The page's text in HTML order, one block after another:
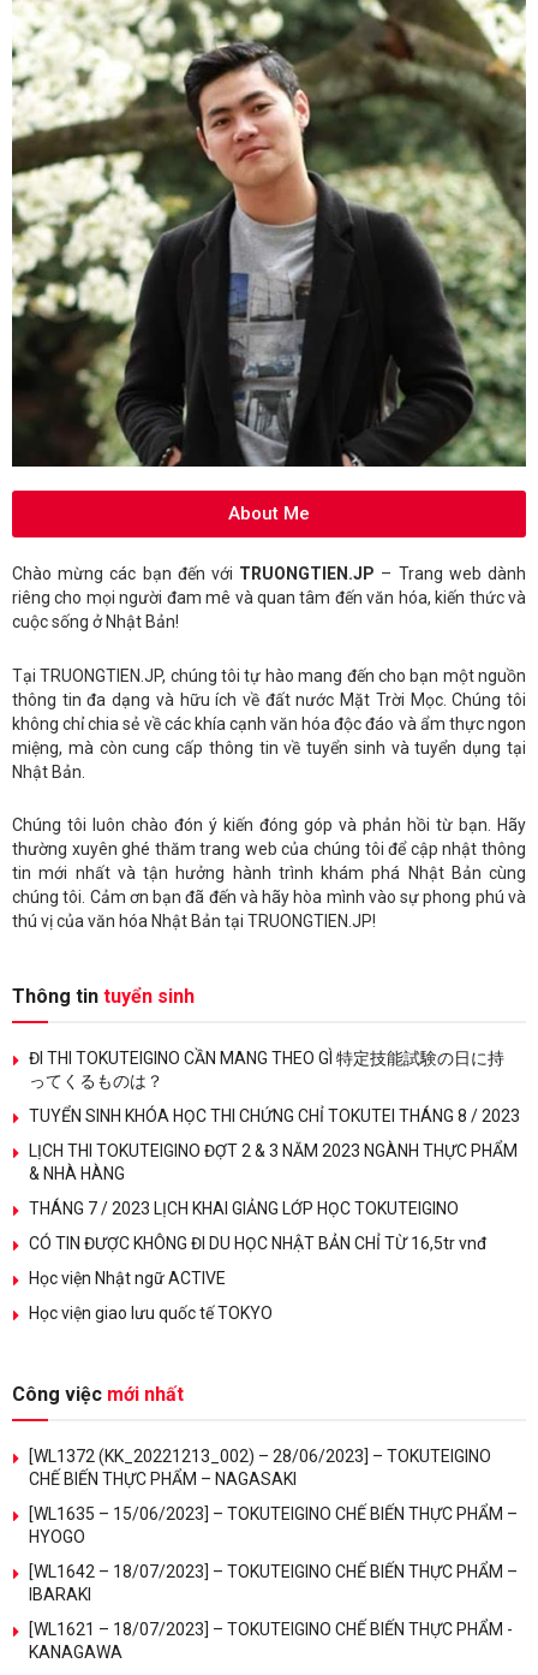
About Me
Chào mừng các bạn đến với TRUONGTIEN.JP – Trang web dành
riêng cho mọi người đam mê và quan tâm đến văn hóa, kiến thức và
cuộc sống ở Nhật Bản!
Tại TRUONGTIEN.JP, chúng tôi tự hào mang đến cho bạn một nguồn
thông tin đa dạng và hữu ích về đất nước Mặt Trời Mọc. Chúng tôi
không chỉ chia sẻ về các khía cạnh văn hóa độc đáo và ẩm thực ngon
miệng, mà còn cung cấp thông tin về tuyển sinh và tuyển dụng tại
Nhật Bản.
Chúng tôi luôn chào đón ý kiến đóng góp và phản hồi từ bạn. Hãy
thường xuyên ghé thăm trang web của chúng tôi để cập nhật thông
tin mới nhất và tận hưởng hành trình khám phá Nhật Bản cùng
chúng tôi. Cảm ơn bạn đã đến và hãy hòa mình vào sự phong phú và
thú vị của văn hóa Nhật Bản tại TRUONGTIEN.JP!
Thông tin tuyển sinh
ĐI THI TOKUTEIGINO CẦN MANG THEO GÌ 特定技能試験の日に持
ってくるものは？
TUYỂN SINH KHÓA HỌC THI CHỨNG CHỈ TOKUTEI THÁNG 8 / 2023
LỊCH THI TOKUTEIGINO ĐỢT 2 & 3 NĂM 2023 NGÀNH THỰC PHẨM
& NHÀ HÀNG
THÁNG 7 / 2023 LỊCH KHAI GIẢNG LỚP HỌC TOKUTEIGINO
CÓ TIN ĐƯỢC KHÔNG ĐI DU HỌC NHẬT BẢN CHỈ TỪ 16,5tr vnđ
Học viện Nhật ngữ ACTIVE
Học viện giao lưu quốc tế TOKYO
Công việc mới nhất
[WL1372 (KK_20221213_002) – 28/06/2023] – TOKUTEIGINO
CHẾ BIẾN THỰC PHẨM – NAGASAKI
[WL1635 – 15/06/2023] – TOKUTEIGINO CHẾ BIẾN THỰC PHẨM –
HYOGO
[WL1642 – 18/07/2023] – TOKUTEIGINO CHẾ BIẾN THỰC PHẨM –
IBARAKI
[WL1621 – 18/07/2023] – TOKUTEIGINO CHẾ BIẾN THỰC PHẨM -
KANAGAWA